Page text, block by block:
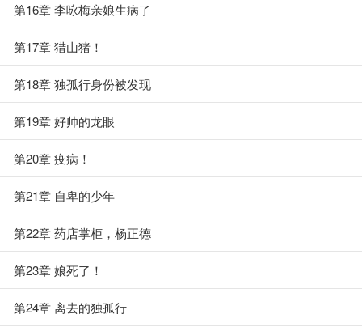
第16章 李咏梅亲娘生病了
第17章 猎山猪！
第18章 独孤行身份被发现
第19章 好帅的龙眼
第20章 疫病！
第21章 自卑的少年
第22章 药店掌柜，杨正德
第23章 娘死了！
第24章 离去的独孤行